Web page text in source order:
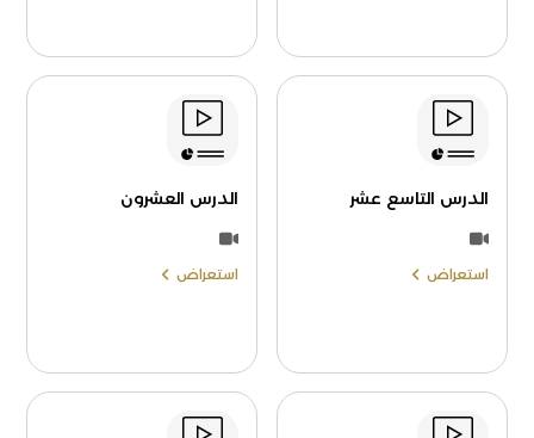
الدرس التاسع عشر
استعراض
الدرس العشرون
استعراض